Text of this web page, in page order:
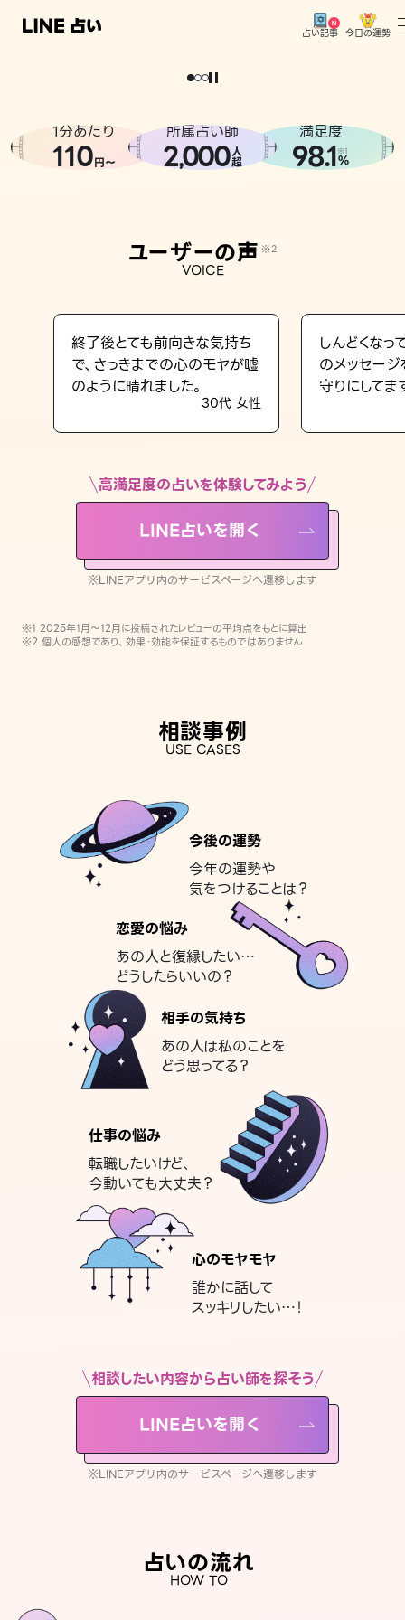
占い記事 今日の運勢
相談事例
LINE占いを開く
※LINEアプリ内のサービスページへ遷移します
どうせなら
。
1分あたり
110円〜
所属占い師
2,000人
超
満足度
98.1※1
%
ユーザーの声 ※2
VOICE
終了後とても前向きな気持ち
で、さっきまでの心のモヤが嘘
のように晴れました。
30代 女性
しんどくなっ
のメッセー
守りにしてま
高満足度の占いを体験してみよう
LINE占いを開く
※LINEアプリ内のサービスページへ遷移します
※1 2025年1月〜12月に投稿されたレビューの平均点をもとに算出
※2 個人の感想であり、効果・効能を保証するものではありません
相談事例
USE CASES
今後の運勢
今年の運勢や
気をつけることは？
恋愛の悩み
あの人と復縁したい…
どうしたらいいの？
相手の気持ち
あの人は私のことを
どう思ってる？
仕事の悩み
転職したいけど、
今動いても大丈夫？
心のモヤモヤ
誰かに話して
スッキリしたい…！
相談したい内容から占い師を探そう
LINE占いを開く
※LINEアプリ内のサービスページへ遷移します
占いの流れ
HOW TO